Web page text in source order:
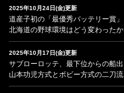
2025年10月24日(金)更新
道産子初の「最優秀バッテリー賞」
北海道の野球環境はどう変わったか
2025年10月17日(金)更新
サブローロッテ、最下位からの船出
山本功児方式とボビー方式の二刀流